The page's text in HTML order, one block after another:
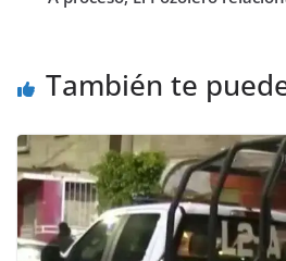
También te